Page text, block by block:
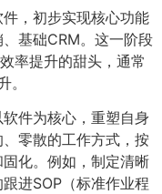
件，初步实现核心功能
基础CRM。这一阶段
率提升的甜头，通常
。
软件为核心，重塑自身
零散的工作方式，按
化。例如，制定清晰
进SOP（标准作业程